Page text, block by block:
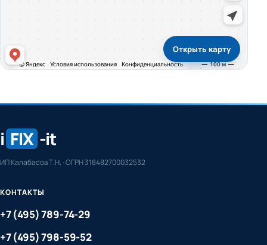
Открыть карту
i FIX -it
ИП Калабасов Т.Н. · ОГРН 318482700032532
КОНТАКТЫ
+7 (495) 789-74-29
+7 (495) 798-59-52